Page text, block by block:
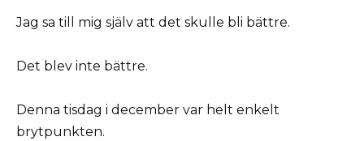
Jag sa till mig själv att det skulle bli bättre.
Det blev inte bättre.
Denna tisdag i december var helt enkelt
brytpunkten.